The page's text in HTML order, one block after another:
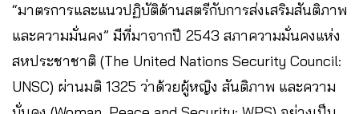
“มาตรการและแนวปฏิบัติด้านสตรีกับการส่งเสริมสันติภาพ
และความมั่นคง” มีที่มาจากปี 2543 สภาความมั่นคงแห่ง
สหประชาชาติ (The United Nations Security Council:
UNSC) ผ่านมติ 1325 ว่าด้วยผู้หญิง สันติภาพ และความ